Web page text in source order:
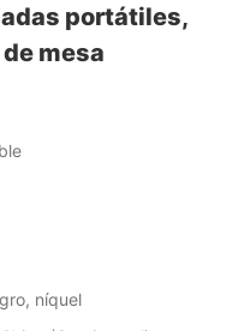
portátiles,
mesa
níquel